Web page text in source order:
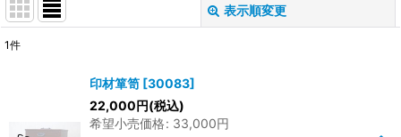
表示順変更
1件
印材箪笥 [30083]
22,000円(税込)
希望小売価格: 33,000円